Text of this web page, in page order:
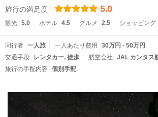
旅行の満足度 5.0
観光 5.0 ホテル 4.5 グルメ 2.5 ショッピング
同行者 一人旅 一人あたり費用
30万円 - 50万円
交通手段
レンタカー 徒歩 航空会社
JAL カンタス
旅行の手配内容
個別手配